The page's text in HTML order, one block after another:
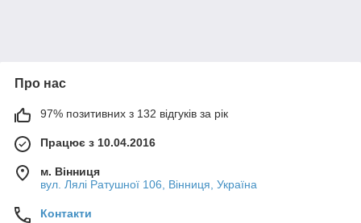
Про нас
97% позитивних з 132 відгуків за рік
Працює з 10.04.2016
м. Вінниця
вул. Лялі Ратушної 106, Вінниця, Україна
Контакти